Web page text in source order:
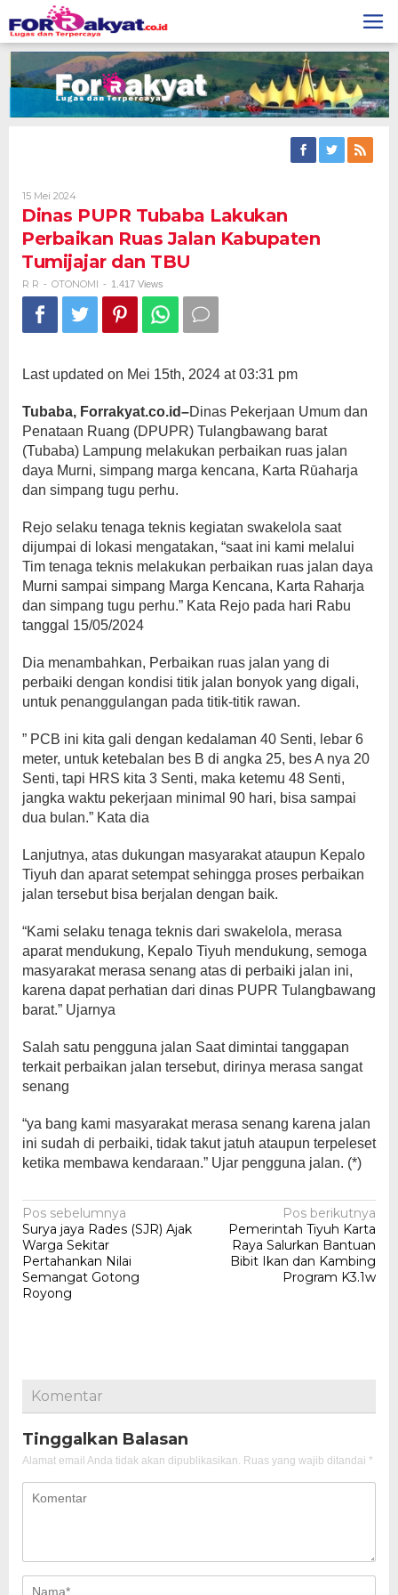
to
content
15 Mei 2024Oleh
R
R
Dinas PUPR Tubaba Lakukan
Perbaikan Ruas Jalan Kabupaten
Tumijajar dan TBU
R R - OTONOMI - 1.417 Views
Last updated on Mei 15th, 2024 at 03:31 pm
Tubaba, Forrakyat.co.id–Dinas Pekerjaan Umum dan
Penataan Ruang (DPUPR) Tulangbawang barat
(Tubaba) Lampung melakukan perbaikan ruas jalan
daya Murni, simpang marga kencana, Karta Rūaharja
dan simpang tugu perhu.
Rejo selaku tenaga teknis kegiatan swakelola saat
dijumpai di lokasi mengatakan, “saat ini kami melalui
Tim tenaga teknis melakukan perbaikan ruas jalan daya
Murni sampai simpang Marga Kencana, Karta Raharja
dan simpang tugu perhu.” Kata Rejo pada hari Rabu
tanggal 15/05/2024
Dia menambahkan, Perbaikan ruas jalan yang di
perbaiki dengan kondisi titik jalan bonyok yang digali,
untuk penanggulangan pada titik-titik rawan.
” PCB ini kita gali dengan kedalaman 40 Senti, lebar 6
meter, untuk ketebalan bes B di angka 25, bes A nya 20
Senti, tapi HRS kita 3 Senti, maka ketemu 48 Senti,
jangka waktu pekerjaan minimal 90 hari, bisa sampai
dua bulan.” Kata dia
Lanjutnya, atas dukungan masyarakat ataupun Kepalo
Tiyuh dan aparat setempat sehingga proses perbaikan
jalan tersebut bisa berjalan dengan baik.
“Kami selaku tenaga teknis dari swakelola, merasa
aparat mendukung, Kepalo Tiyuh mendukung, semoga
masyarakat merasa senang atas di perbaiki jalan ini,
karena dapat perhatian dari dinas PUPR Tulangbawang
barat.” Ujarnya
Salah satu pengguna jalan Saat dimintai tanggapan
terkait perbaikan jalan tersebut, dirinya merasa sangat
senang
“ya bang kami masyarakat merasa senang karena jalan
ini sudah di perbaiki, tidak takut jatuh ataupun terpeleset
ketika membawa kendaraan.” Ujar pengguna jalan. (*)
Navigasi
pos
Pos sebelumnya
Surya jaya Rades (SJR) Ajak
Warga Sekitar
Pertahankan Nilai
Semangat Gotong
Royong
Pos berikutnya
Pemerintah Tiyuh Karta
Raya Salurkan Bantuan
Bibit Ikan dan Kambing
Program K3.1w
Komentar
Tinggalkan Balasan
Alamat email Anda tidak akan dipublikasikan. Ruas yang wajib ditandai *